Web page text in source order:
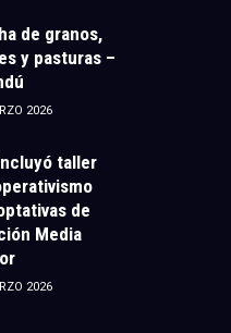
de granos,
y pasturas –
2026
taller
de
Media
2026